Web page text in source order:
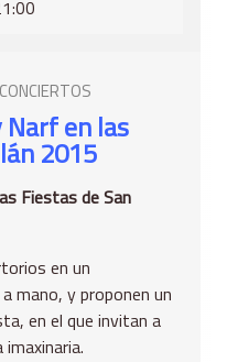
CONCIERTOS
Narf en las
2015
Fiestas de San
en un
mano, y proponen un
en el que invitan a